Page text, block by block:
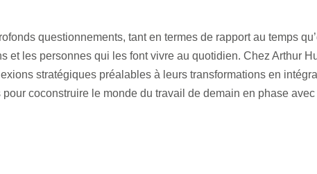
questionnements, tant en termes de rapport au temps
et les personnes qui les font vivre au quotidien. Chez Arthur
stratégiques préalables à leurs transformations en
coconstruire le monde du travail de demain en phase